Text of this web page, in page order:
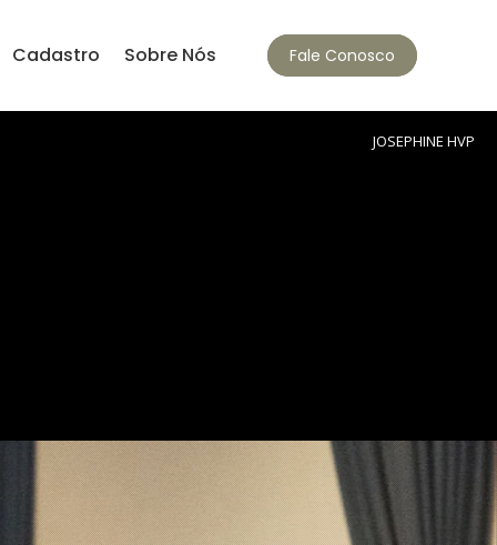
Cadastro Sobre Nós Fale Conosco
JOSEPHINE HVP